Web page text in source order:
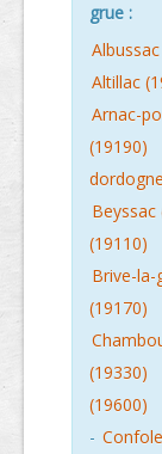
grue :
Altillac
Arnac-
(19190)
Beyssac
(19110)
Brive-la-
(19170)
(19330)
(19600)
-